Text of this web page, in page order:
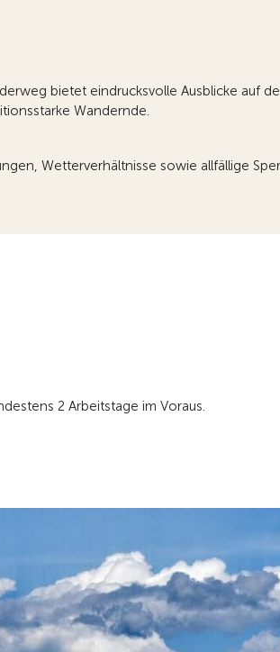
bietet eindrucksvolle Ausblicke auf
Wandernde.
Wetterverhältnisse sowie allfällige
2 Arbeitstage im Voraus.